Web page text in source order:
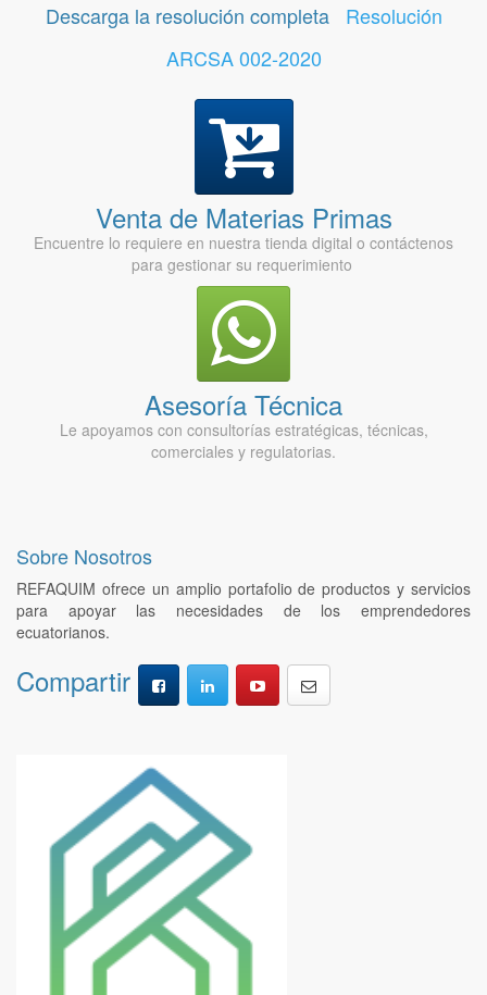
Descarga la resolución completa
Resolución
ARCSA 002-2020
Venta de Materias Primas
Encuentre lo requiere en nuestra tienda digital o contáctenos
para gestionar su requerimiento
Asesoría Técnica
Le apoyamos con consultorías estratégicas, técnicas,
comerciales y regulatorias.
Sobre Nosotros
REFAQUIM ofrece un amplio portafolio de productos y servicios
para apoyar las necesidades de los emprendedores
ecuatorianos.
Compartir